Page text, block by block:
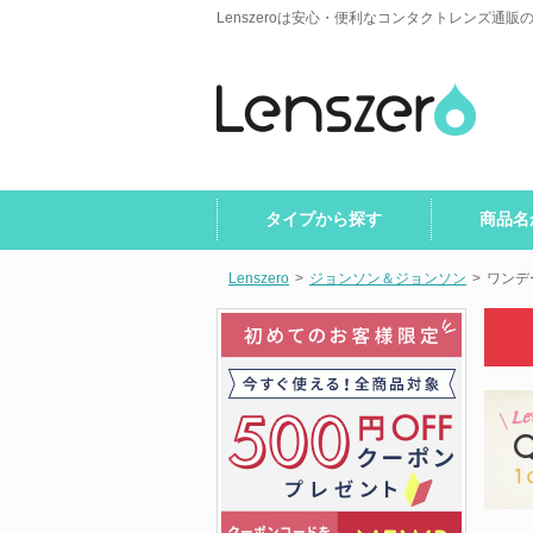
Lenszeroは安心・便利なコンタクトレンズ通販
タイプから探す 商品
Lenszero > ジョンソン＆ジョンソン > ワン